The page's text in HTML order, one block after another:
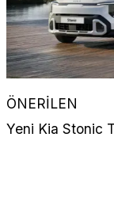
ÖNERİLEN
Yeni Kia Stonic